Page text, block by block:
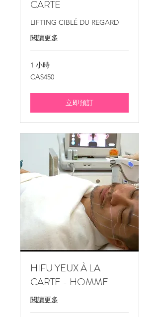
CARTE
LIFTING CIBLÉ DU REGARD
閱讀更多
1 小時
450
加
大
CA$450
立即預訂
HIFU YEUX À LA
CARTE - HOMME
閱讀更多